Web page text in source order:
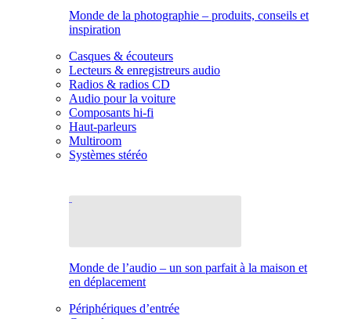
Monde de la photographie – produits, conseils et
inspiration
Casques & écouteurs
Lecteurs & enregistreurs audio
Radios & radios CD
Audio pour la voiture
Composants hi-fi
Haut-parleurs
Multiroom
Systèmes stéréo
Monde de l’audio – un son parfait à la maison et
en déplacement
Périphériques d’entrée